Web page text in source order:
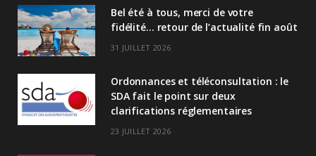
e
n
Bel été à tous, merci de votre
fidélité… retour de l’actualité fin août
31 JUILLET 2026
Ordonnances et téléconsultation : le
SDA fait le point sur deux
clarifications réglementaires
23 JUILLET 2026